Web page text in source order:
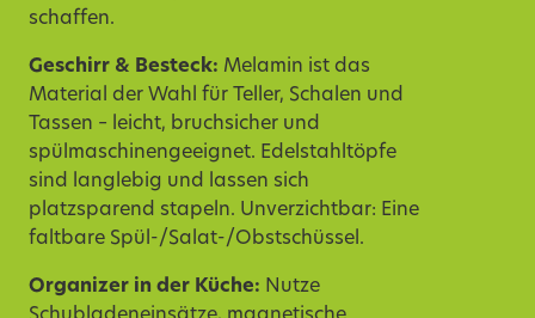
schaffen.
Geschirr & Besteck: Melamin ist das
Material der Wahl für Teller, Schalen und
Tassen – leicht, bruchsicher und
spülmaschinengeeignet. Edelstahltöpfe
sind langlebig und lassen sich
platzsparend stapeln. Unverzichtbar: Eine
faltbare Spül-/Salat-/Obstschüssel.
Organizer in der Küche: Nutze